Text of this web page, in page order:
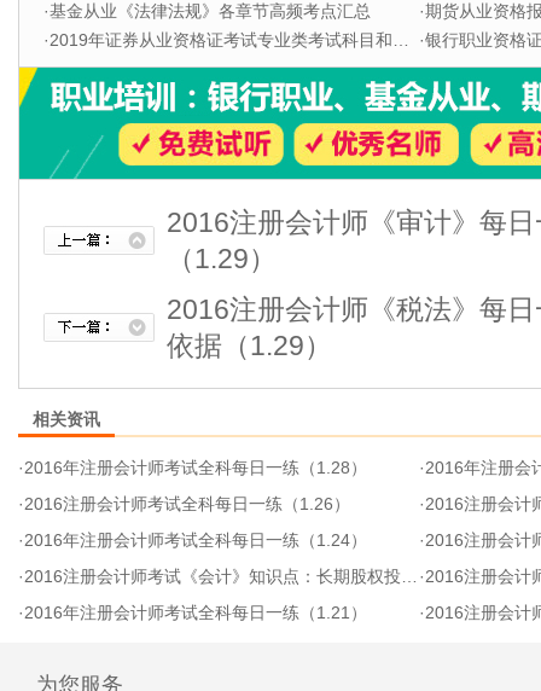
·基金从业《法律法规》各章节高频考点汇总 ·期货从业资格
·2019年证券从业资格证考试专业类考试科目和题型 ·银行职业资格证
2016注册会计师《审计》每
（1.29）
2016注册会计师《税法》每
依据（1.29）
相关资讯
·2016年注册会计师考试全科每日一练（1.28） ·2016年注册会
·2016注册会计师考试全科每日一练（1.26） ·2016注册会计
·2016年注册会计师考试全科每日一练（1.24） ·2016注册会计师
·2016注册会计师考试《会计》知识点：长期股权投资核心内容 ·2016注册会计
·2016年注册会计师考试全科每日一练（1.21） ·2016注册会计
为您服务